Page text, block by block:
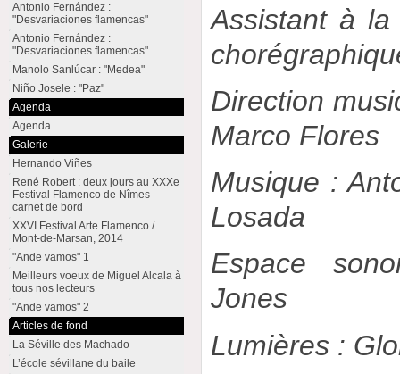
Assistant à
Direction
Marco Flores
Musique :
Losada
Espace
Jones
Lumières :
Antonio Fernández :
"Desvariaciones flamencas"
Antonio Fernández :
"Desvariaciones flamencas"
Manolo Sanlúcar : "Medea"
Niño Josele : "Paz"
Agenda
Agenda
Galerie
Hernando Viñes
René Robert : deux jours au XXXe
Festival Flamenco de Nîmes -
carnet de bord
XXVI Festival Arte Flamenco /
Mont-de-Marsan, 2014
"Ande vamos" 1
Meilleurs voeux de Miguel Alcala à
tous nos lecteurs
"Ande vamos" 2
Articles de fond
La Séville des Machado
L’école sévillane du baile